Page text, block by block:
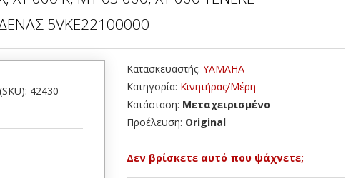
5VKE22100000
42430
Κατασκευαστής: YAMAHA
Κατηγορία: Κινητήρας/Μέρη
Κατάσταση: Μεταχειρισμένο
Προέλευση: Original
Δεν βρίσκετε αυτό που ψάχνετε;